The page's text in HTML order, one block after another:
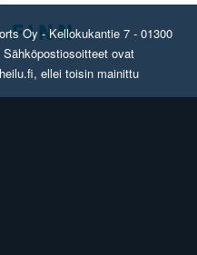
Oy - Kellokukantie 7 - 01300
Sähköpostiosoitteet ovat
ellei toisin mainittu